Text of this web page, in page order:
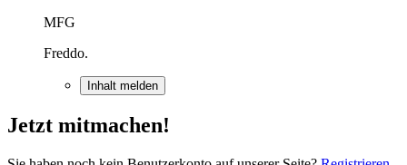
MFG
Freddo.
Inhalt melden
Jetzt mitmachen!